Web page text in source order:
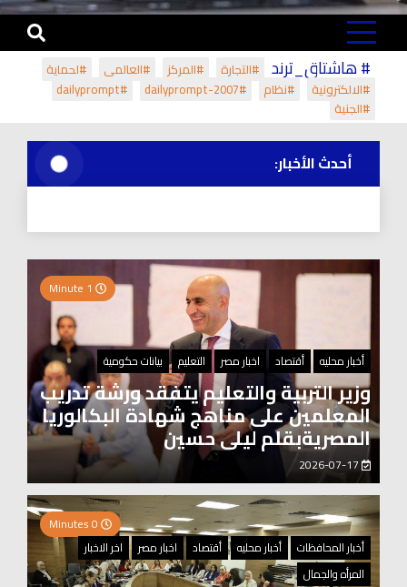
# هاشتاق_ترند #التجارة #المركز #العالمي
#لحماية
#الالكترونية
#نظام #dailyprompt-2007
#dailyprompt
#الجنية
أحدث الأخبار:
أخبار محليه أقتصاد اخبار مصر التعليم بيانات حكومية
وزير التربية والتعليم يتفقد ورشة تدريب
المعلمين على مناهج شهادة البكالوريا
المصريةبقلم ليلى حسين
أخبار المحافظات
أخبار محليه أقتصاد اخبار مصر
اخر الاخبار
المرأه والجمال